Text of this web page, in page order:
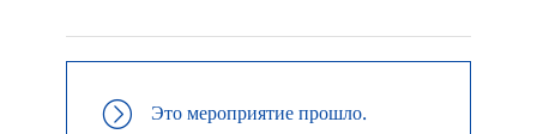
Это мероприятие прошло.